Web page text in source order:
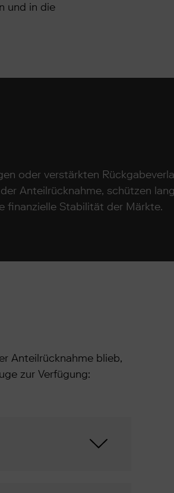
und in die
oder verstärkten
Anteilrücknahme, schützen
finanzielle Stabilität der Märkte.
Anteilrücknahme blieb,
zur Verfügung: